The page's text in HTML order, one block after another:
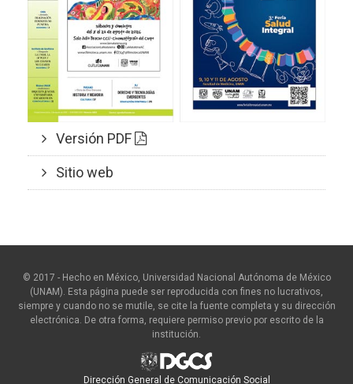
Versión PDF
Sitio web
© 2017 - Hecho en México, Universidad Nacional Autónoma de México
(UNAM). Esta página puede ser reproducida con fines no lucrativos,
siempre y cuando no se mutile, se cite la fuente completa y su dirección
electrónica. De otra forma, requiere permiso previo por escrito de la
institución.
Dirección General de Comunicación Social